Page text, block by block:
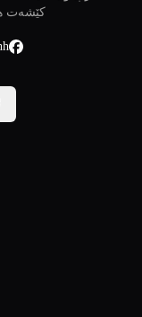
کێشەت